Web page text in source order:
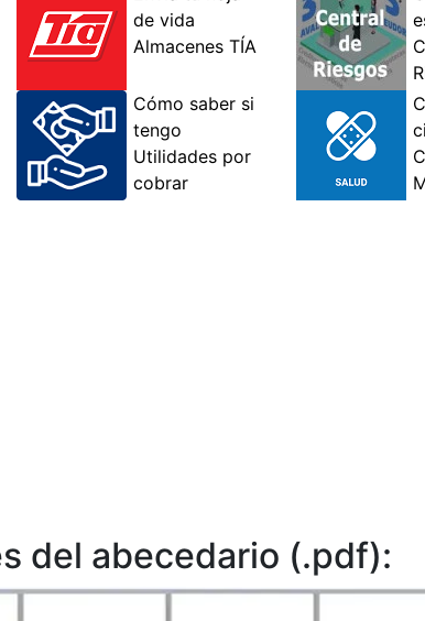
del abecedario (.pdf):